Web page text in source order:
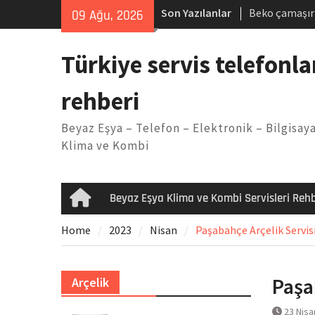
09 Ağu, 2026 Son Yazılanlar
Beko
Demirdöküm
Arızası
Türkiye servis
rehberi
Beyaz Eşya – Telefon – Elektronik –
Klima ve Kombi
HomeBeyaz Eşya Klima ve Kombi Servisleri
Home 2023 Nisan Paşabahçe Arçelik
23
Arçelik